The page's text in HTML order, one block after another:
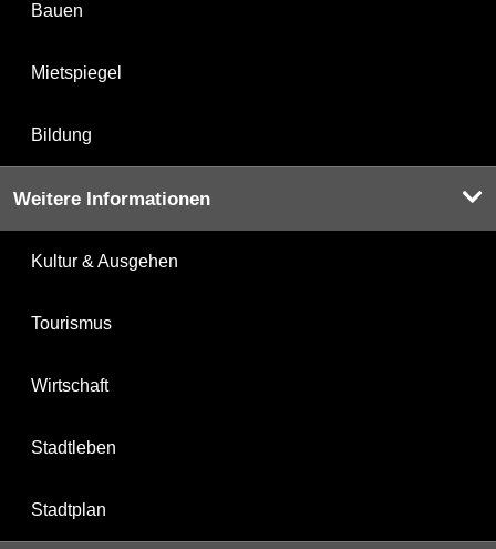
Bauen
Mietspiegel
Bildung
Weitere Informationen
Kultur & Ausgehen
Tourismus
Wirtschaft
Stadtleben
Stadtplan